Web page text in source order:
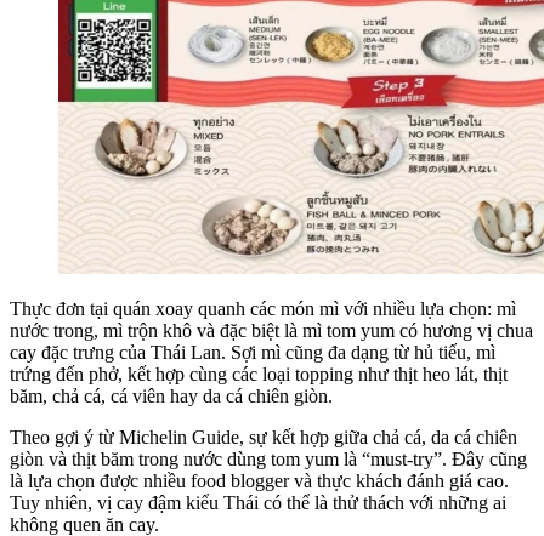
Thực đơn tại quán xoay quanh các món mì với nhiều lựa chọn: mì
nước trong, mì trộn khô và đặc biệt là mì tom yum có hương vị chua
cay đặc trưng của Thái Lan. Sợi mì cũng đa dạng từ hủ tiếu, mì
trứng đến phở, kết hợp cùng các loại topping như thịt heo lát, thịt
băm, chả cá, cá viên hay da cá chiên giòn.
Theo gợi ý từ Michelin Guide, sự kết hợp giữa chả cá, da cá chiên
giòn và thịt băm trong nước dùng tom yum là “must-try”. Đây cũng
là lựa chọn được nhiều food blogger và thực khách đánh giá cao.
Tuy nhiên, vị cay đậm kiểu Thái có thể là thử thách với những ai
không quen ăn cay.